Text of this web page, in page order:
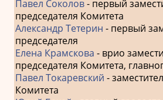
Павел Соколов- первый
председателя Комитета
Александр Тетерин - первый
председателя
Елена Крамскова - врио
председателя Комитета,
Павел Токаревский -
Комитета